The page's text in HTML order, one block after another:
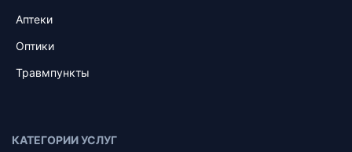
Аптеки
Оптики
Травмпункты
КАТЕГОРИИ УСЛУГ